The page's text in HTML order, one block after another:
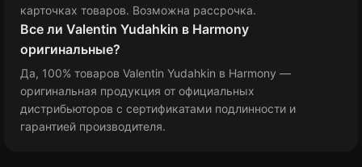
карточках товаров. Возможна рассрочка.
Все ли Valentin Yudahkin в Harmony
оригинальные?
Да, 100% товаров Valentin Yudahkin в Harmony —
оригинальная продукция от официальных
дистрибьюторов с сертификатами подлинности и
гарантией производителя.